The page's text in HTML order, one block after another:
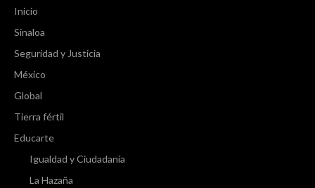
Inicio
Sinaloa
Seguridad y Justicia
México
Global
Tierra fértil
Educarte
Igualdad y Ciudadanía
La Hazaña